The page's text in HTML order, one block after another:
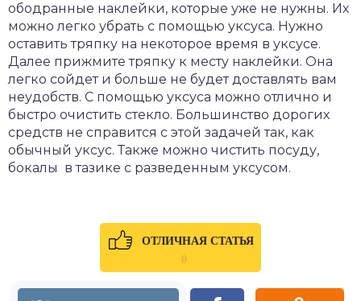
ободранные наклейки, которые уже не нужны. Их
можно легко убрать с помощью уксуса. Нужно
оставить тряпку на некоторое время в уксусе.
Далее прижмите тряпку к месту наклейки. Она
легко сойдет и больше не будет доставлять вам
неудобств. С помощью уксуса можно отлично и
быстро очистить стекло. Большинство дорогих
средств не справится с этой задачей так, как
обычный уксус. Также можно чистить посуду,
бокалы в тазике с разведенным уксусом.
ОТЛИЧНАЯ СТАТЬЯ
0